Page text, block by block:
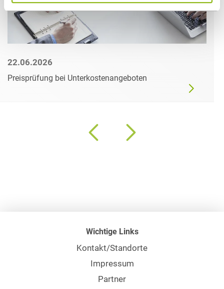
22.06.2026
Preisprüfung bei Unterkostenangeboten
Wichtige Links
Kontakt/Standorte
Impressum
Partner